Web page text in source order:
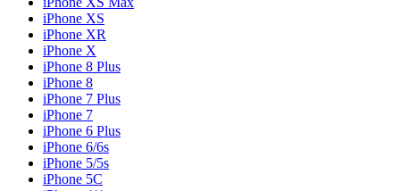
iPhone XS
iPhone XR
iPhone X
iPhone 8 Plus
iPhone 8
iPhone 7 Plus
iPhone 7
iPhone 6 Plus
iPhone 6/6s
iPhone 5/5s
iPhone 5C